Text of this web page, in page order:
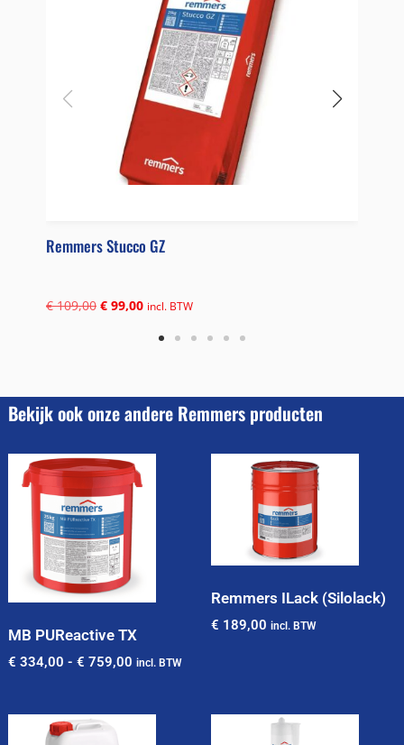
Remmers Stucco GZ
€109,00 € 99,00 incl. BTW
Bekijk ook onze andere Remmers producten
MB PUReactive TX
€ 334,00 - € 759,00 incl. BTW
Remmers ILack (Silolack)
€ 189,00 incl. BTW